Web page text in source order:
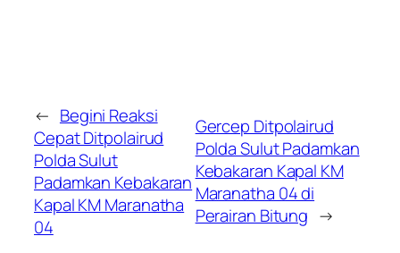
← Begini Reaksi
Cepat Ditpolairud
Polda Sulut
Padamkan Kebakaran
Kapal KM Maranatha
04
Gercep Ditpolairud
Polda Sulut Padamkan
Kebakaran Kapal KM
Maranatha 04 di
Perairan Bitung →